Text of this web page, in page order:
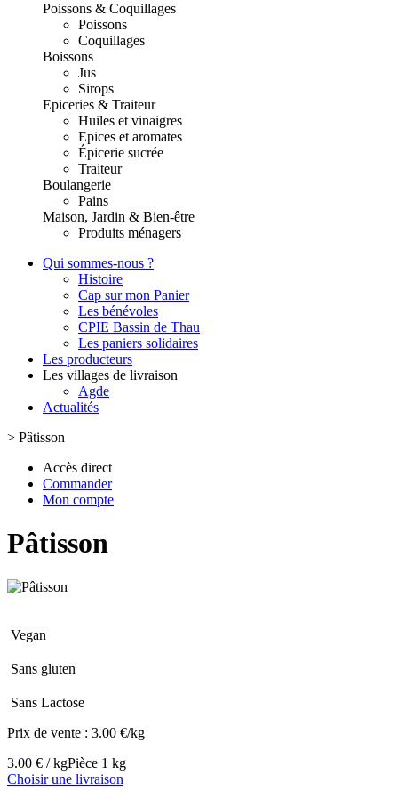
Poissons & Coquillages
Poissons
Coquillages
Boissons
Jus
Sirops
Epiceries & Traiteur
Huiles et vinaigres
Epices et aromates
Épicerie sucrée
Traiteur
Boulangerie
Pains
Maison, Jardin & Bien-être
Produits ménagers
Qui sommes-nous ?
Histoire
Cap sur mon Panier
Les bénévoles
CPIE Bassin de Thau
Les paniers solidaires
Les producteurs
Les villages de livraison
Agde
Actualités
> Pâtisson
Accès direct
Commander
Mon compte
Pâtisson
Vegan
Sans gluten
Sans Lactose
Prix de vente : 3.00 €/kg
3.00 € / kgPièce 1 kg
Choisir une livraison